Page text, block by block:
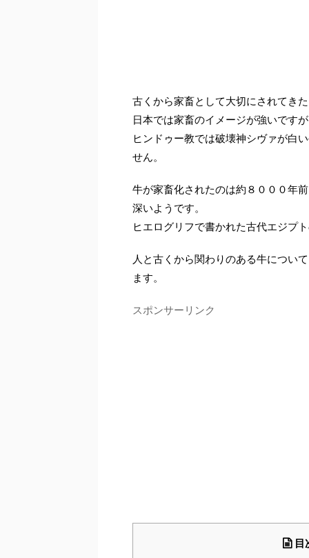
古くから家畜として大切にされてき
日本では家畜のイメージが強いです
ヒンドゥー教では破壊神シヴァが白
せん。
牛が家畜化されたのは約８０００年
深いようです。
ヒエログリフで書かれた古代エジプ
人と古くから関わりのある牛につい
ます。
スポンサーリンク
目